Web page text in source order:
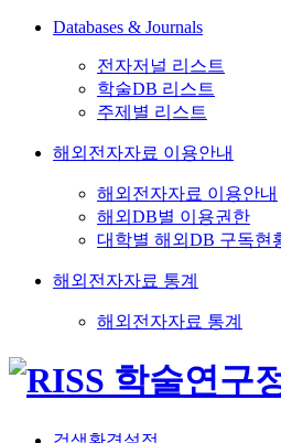
Databases & Journals
전자저널 리스트
학술DB 리스트
주제별 리스트
해외전자자료 이용안내
해외전자자료 이용안내
해외DB별 이용권한
대학별 해외DB 구독현
해외전자자료 통계
해외전자자료 통계